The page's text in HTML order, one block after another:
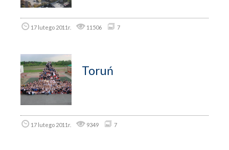
17 lutego 2011r. 11506 7
Toruń
17 lutego 2011r. 9349 7